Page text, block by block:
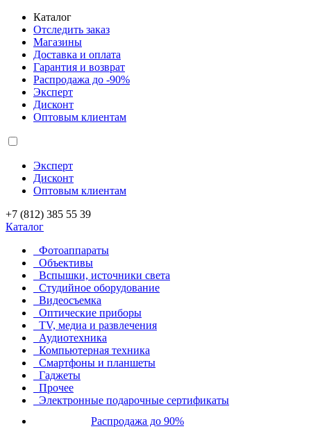
Каталог
Отследить заказ
Магазины
Доставка и оплата
Гарантия и возврат
Распродажа до -90%
Эксперт
Дисконт
Оптовым клиентам
Эксперт
Дисконт
Оптовым клиентам
+7 (812) 385 55 39
Каталог
Фотоаппараты
Объективы
Вспышки, источники света
Студийное оборудование
Видеосъемка
Оптические приборы
TV, медиа и развлечения
Аудиотехника
Компьютерная техника
Смартфоны и планшеты
Гаджеты
Прочее
Электронные подарочные сертификаты
Распродажа до 90%